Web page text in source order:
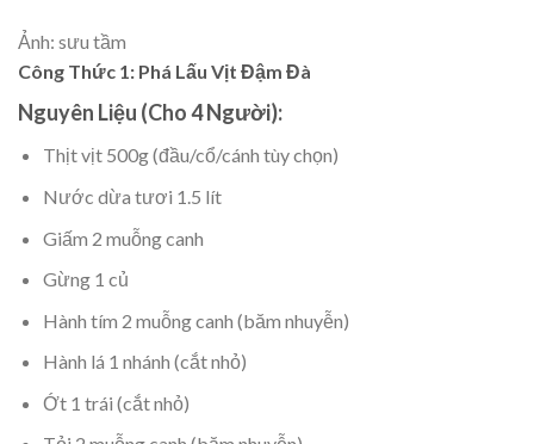
Ảnh: sưu tầm
Công Thức 1: Phá Lấu Vịt Đậm Đà
Nguyên Liệu (Cho 4 Người):
Thịt vịt 500g (đầu/cổ/cánh tùy chọn)
Nước dừa tươi 1.5 lít
Giấm 2 muỗng canh
Gừng 1 củ
Hành tím 2 muỗng canh (băm nhuyễn)
Hành lá 1 nhánh (cắt nhỏ)
Ớt 1 trái (cắt nhỏ)